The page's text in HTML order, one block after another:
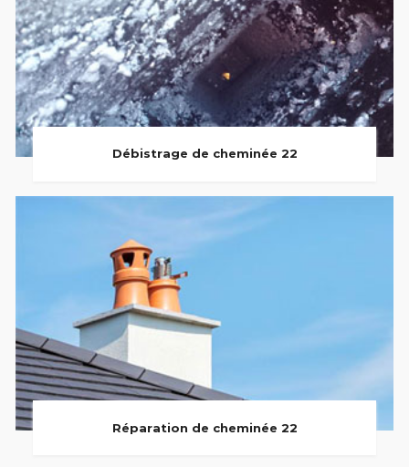
Débistrage de cheminée 22
Réparation de cheminée 22